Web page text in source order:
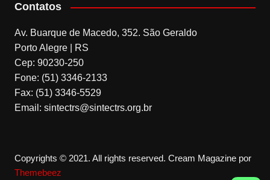
Contatos
Av. Buarque de Macedo, 352. São Geraldo
Porto Alegre | RS
Cep: 90230-250
Fone: (51) 3346-2133
Fax: (51) 3346-5529
Email: sintectrs@sintectrs.org.br
Copyrights © 2021. All rights reserved. Cream Magazine por
Themebeez